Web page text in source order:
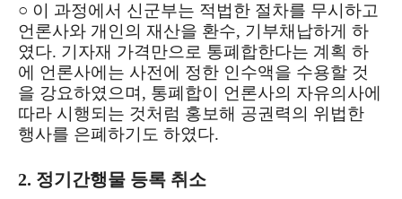
○ 이 과정에서 신군부는 적법한 절차를 무시하고
언론사와 개인의 재산을 환수, 기부채납하게 하
였다. 기자재 가격만으로 통폐합한다는 계획 하
에 언론사에는 사전에 정한 인수액을 수용할 것
을 강요하였으며, 통폐합이 언론사의 자유의사에
따라 시행되는 것처럼 홍보해 공권력의 위법한
행사를 은폐하기도 하였다.
2. 정기간행물 등록 취소